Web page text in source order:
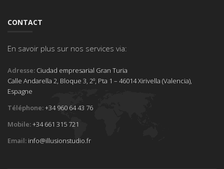
CONTACT
En savoir plus sur nos services via:
Adresse: Ciudad empresarial Gran Turia
Calle Andarella 2, Bloque 3, 2º, Pta 1 – 46014 Xirivella (Valencia),
Espagne
Téléphone:+34 960 64 43 76
Mobile:+34 661 315 721
Email: info@illusionstudio.fr